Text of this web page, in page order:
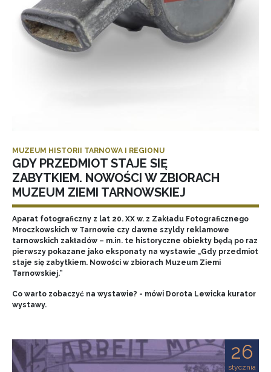
MUZEUM HISTORII TARNOWA I REGIONU
GDY PRZEDMIOT STAJE SIĘ
ZABYTKIEM. NOWOŚCI W ZBIORACH
MUZEUM ZIEMI TARNOWSKIEJ
Aparat fotograficzny z lat 20. XX w. z Zakładu Fotograficznego
Mroczkowskich w Tarnowie czy dawne szyldy reklamowe
tarnowskich zakładów – m.in. te historyczne obiekty będą po raz
pierwszy pokazane jako eksponaty na wystawie „Gdy przedmiot
staje się zabytkiem. Nowości w zbiorach Muzeum Ziemi
Tarnowskiej.”
Co warto zobaczyć na wystawie? - mówi Dorota Lewicka kurator
wystawy.
26
stycznia